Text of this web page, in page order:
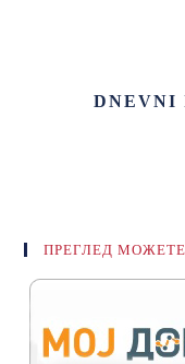
DNEVNI
ПРЕГЛЕД